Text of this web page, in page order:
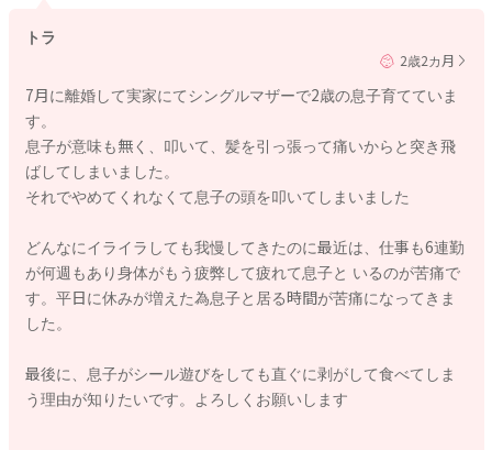
トラ
2歳2カ月
7月に離婚して実家にてシングルマザーで2歳の息子育てていま
す。
息子が意味も無く、叩いて、髪を引っ張って痛いからと突き飛
ばしてしまいました。
それでやめてくれなくて息子の頭を叩いてしまいました
どんなにイライラしても我慢してきたのに最近は、仕事も6連勤
が何週もあり身体がもう疲弊して疲れて息子と いるのが苦痛で
す。平日に休みが増えた為息子と居る時間が苦痛になってきま
した。
最後に、息子がシール遊びをしても直ぐに剥がして食べてしま
う理由が知りたいです。よろしくお願いします